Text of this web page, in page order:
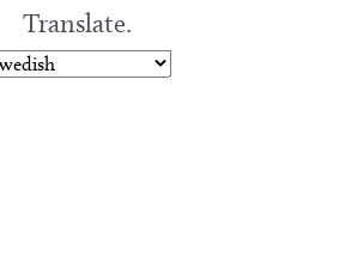
Translate.